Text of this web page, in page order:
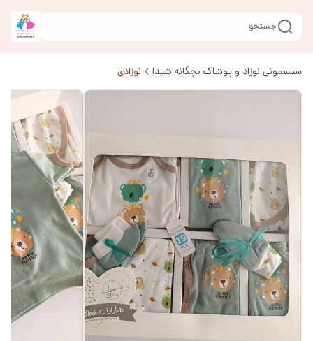
جستجو
سیسمونی نوزاد و پوشاک بچگانه شیدا نوزادی